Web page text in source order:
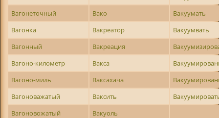
Вагонеточный
Вако
Вакуумать
Вагонка
Вакреатор
Вакуумвать
Вагонный
Вакреация
Вагоно-километр
Вакса
Вагоно-миль
Ваксахача
Вагоноважатый
Ваксить
Вагоновожатый
Вакуоль